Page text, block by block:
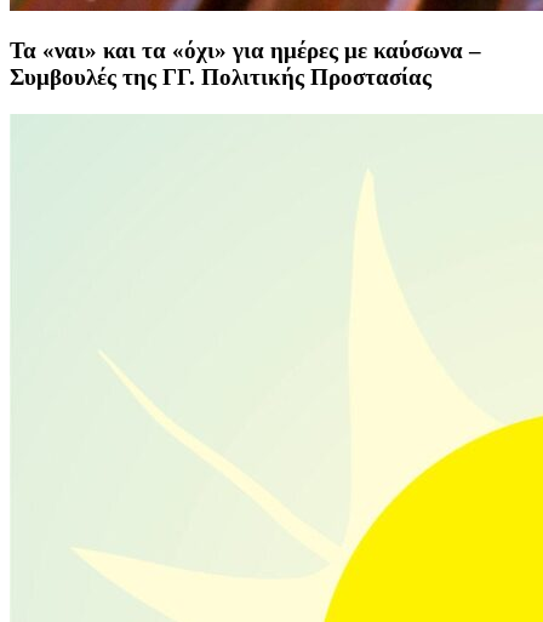
Τα «ναι» και τα «όχι» για ημέρες με καύσωνα –
Συμβουλές της ΓΓ. Πολιτικής Προστασίας